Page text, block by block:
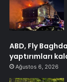
ABD, Fly
yaptırımları
Ağustos 6, 2026